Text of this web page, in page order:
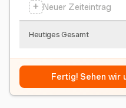
+ Neuer Zeiteintrag
Heutiges Gesamt
Fertig! Sehen wir